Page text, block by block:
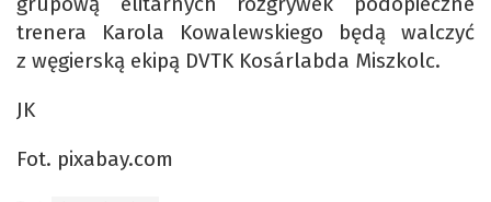
trenera Karola Kowalewskiego będą walczyć
z węgierską ekipą DVTK Kosárlabda Miszkolc.
JK
Fot. pixabay.com